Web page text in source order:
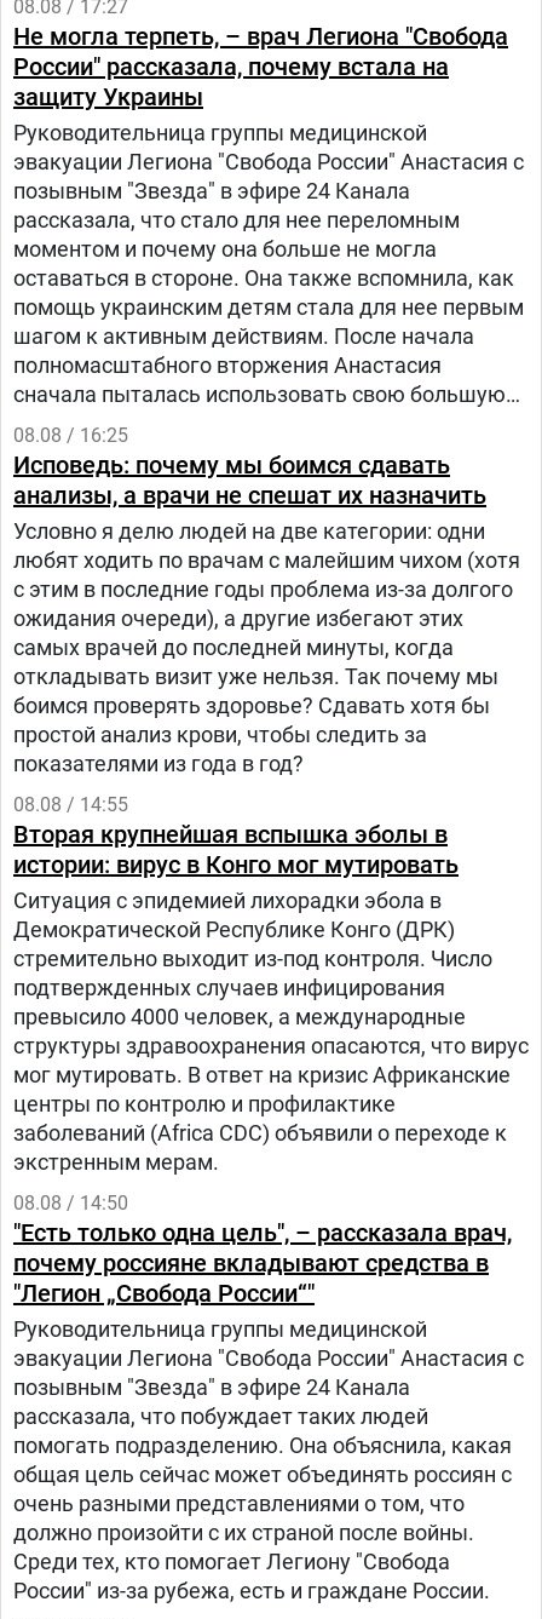
08.08 / 17:27
Не могла терпеть, – врач Легиона "Свобода
России" рассказала, почему встала на
защиту Украины
Руководительница группы медицинской
эвакуации Легиона "Свобода России" Анастасия с
позывным "Звезда" в эфире 24 Канала
рассказала, что стало для нее переломным
моментом и почему она больше не могла
оставаться в стороне. Она также вспомнила, как
помощь украинским детям стала для нее первым
шагом к активным действиям. После начала
полномасштабного вторжения Анастасия
сначала пыталась использовать свою большую
русскоязычную аудиторию, чтобы объяснять
людям в России, что на самом деле происходит в
Украине.
08.08 / 16:25
Исповедь: почему мы боимся сдавать
анализы, а врачи не спешат их назначить
Условно я делю людей на две категории: одни
любят ходить по врачам с малейшим чихом (хотя
с этим в последние годы проблема из-за долгого
ожидания очереди), а другие избегают этих
самых врачей до последней минуты, когда
откладывать визит уже нельзя. Так почему мы
боимся проверять здоровье? Сдавать хотя бы
простой анализ крови, чтобы следить за
показателями из года в год?
08.08 / 14:55
Вторая крупнейшая вспышка эболы в
истории: вирус в Конго мог мутировать
Ситуация с эпидемией лихорадки эбола в
Демократической Республике Конго (ДРК)
стремительно выходит из-под контроля. Число
подтвержденных случаев инфицирования
превысило 4000 человек, а международные
структуры здравоохранения опасаются, что вирус
мог мутировать. В ответ на кризис Африканские
центры по контролю и профилактике
заболеваний (Africa CDC) объявили о переходе к
экстренным мерам.
08.08 / 14:50
"Есть только одна цель", – рассказала врач,
почему россияне вкладывают средства в
"Легион „Свобода России“"
Руководительница группы медицинской
эвакуации Легиона "Свобода России" Анастасия с
позывным "Звезда" в эфире 24 Канала
рассказала, что побуждает таких людей
помогать подразделению. Она объяснила, какая
общая цель сейчас может объединять россиян с
очень разными представлениями о том, что
должно произойти с их страной после войны.
Среди тех, кто помогает Легиону "Свобода
России" из-за рубежа, есть и граждане России.